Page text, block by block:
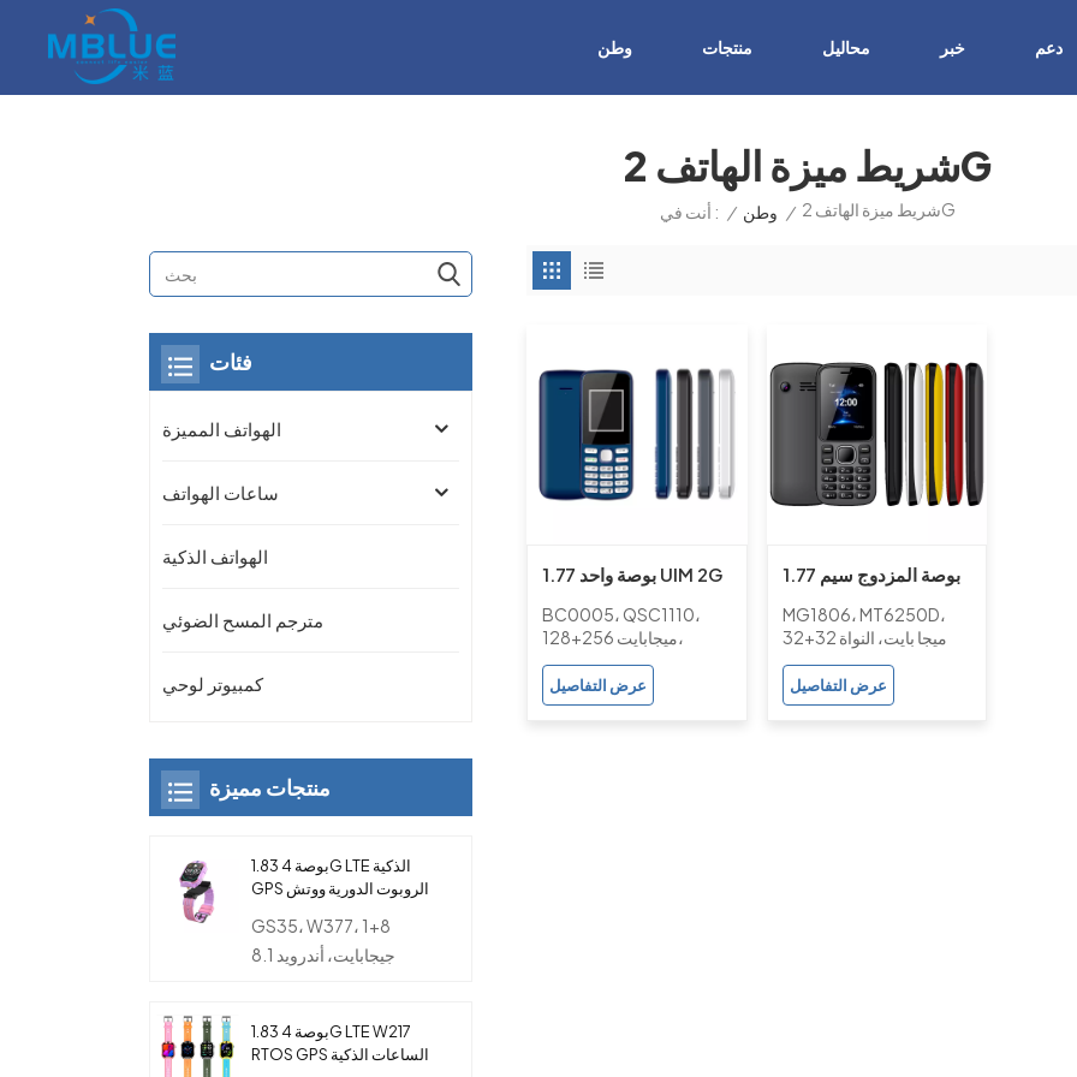
وطن منتجات محاليل خبر دعم
شريط ميزة الهاتف 2G
أنت في : / وطن / شريط ميزة الهاتف 2G
1.77 بوصة واحد UIM 2G
سى دى ام ايه بار ميزة
الهاتف مع شرائح
QSC1110
BC0005، QSC1110،
128+256 ميجابايت،
Brew3.1.5
عرض التفاصيل
1.77 بوصة المزدوج سيم
2G GSM ميزة الهاتف مع
شرائح MT6250D
MG1806، MT6250D،
32+32 ميجا بايت، النواة
عرض التفاصيل
فئات
الهواتف المميزة
ساعات الهواتف
الهواتف الذكية
مترجم المسح الضوئي
كمبيوتر لوحي
منتجات مميزة
1.83 بوصة 4G LTE الذكية
GPS الروبوت الدورية ووتش
للأطفال
GS35، W377، 1+8
جيجابايت، أندرويد 8.1
1.83 بوصة 4G LTE W217
RTOS GPS الساعات الذكية